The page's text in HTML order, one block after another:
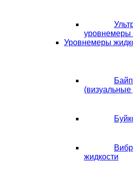
уровнемеры
Уровнемеры
жидкости